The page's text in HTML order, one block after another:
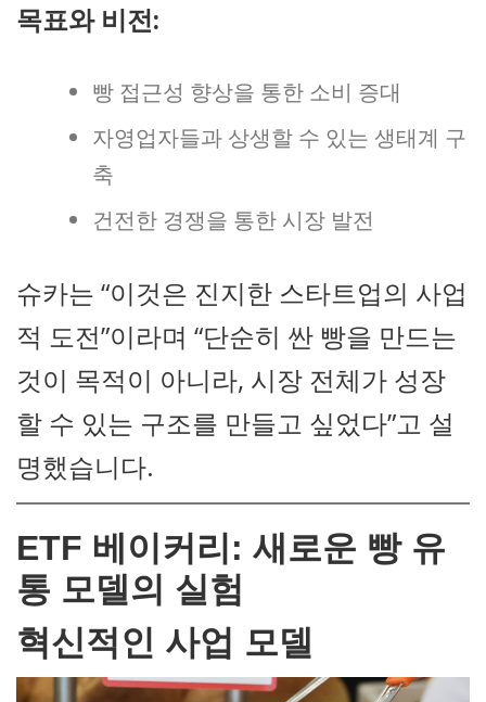
목표와 비전:
빵 접근성 향상을 통한 소비 증대
자영업자들과 상생할 수 있는 생태계 구
축
건전한 경쟁을 통한 시장 발전
슈카는 “이것은 진지한 스타트업의 사업
적 도전”이라며 “단순히 싼 빵을 만드는
것이 목적이 아니라, 시장 전체가 성장
할 수 있는 구조를 만들고 싶었다”고 설
명했습니다.
ETF 베이커리: 새로운 빵 유
통 모델의 실험
혁신적인 사업 모델